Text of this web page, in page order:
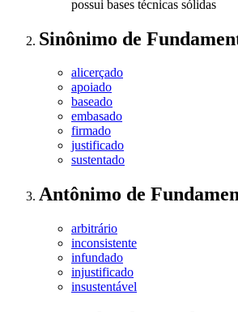
possui bases técnicas sólidas
Sinônimo de
alicerçado
apoiado
baseado
embasado
firmado
justificado
sustentado
Antônimo de
arbitrário
inconsistente
infundado
injustificado
insustentável